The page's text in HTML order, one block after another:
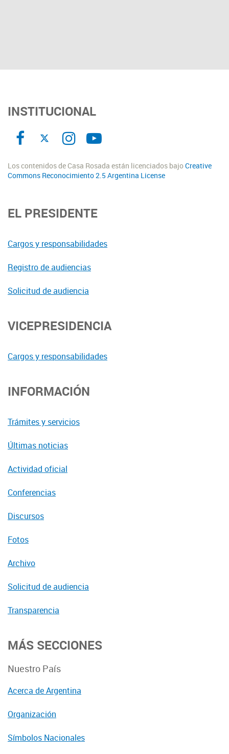
INSTITUCIONAL
Los contenidos de Casa Rosada están licenciados bajoCreative
Commons Reconocimiento 2.5 Argentina License
EL PRESIDENTE
Cargos y responsabilidades
Registro de audiencias
Solicitud de audiencia
VICEPRESIDENCIA
Cargos y responsabilidades
INFORMACIÓN
Trámites y servicios
Últimas noticias
Actividad oficial
Conferencias
Discursos
Fotos
Archivo
Solicitud de audiencia
Transparencia
MÁS SECCIONES
Nuestro País
Acerca de Argentina
Organización
Símbolos Nacionales